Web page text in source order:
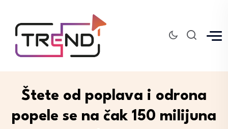
Štete od poplava i odrona
popele se na čak 150 milijuna